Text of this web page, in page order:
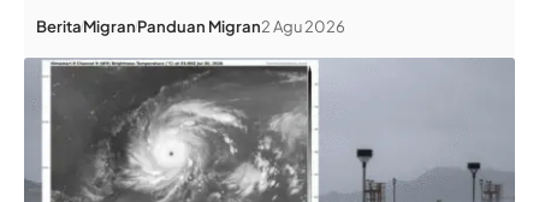
BeritaMigranPanduan Migran2 Agu 2026